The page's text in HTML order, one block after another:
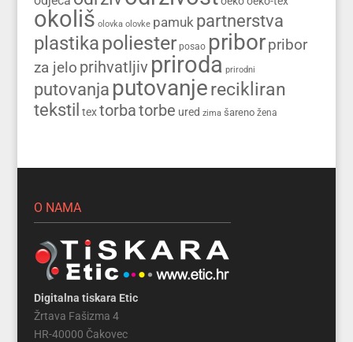
okoliš olovka olovke pamuk partnerstva
plastikapoliester posao priborpribor
za jelo prihvatljiv priroda prirodni
putovanja putovanjerecikliran
tekstil tex torbatorbe ured zima šareno žena
O NAMA
Digitalna tiskara Etic
Žrtava Fašizma 4
HR-40000 Čakovec